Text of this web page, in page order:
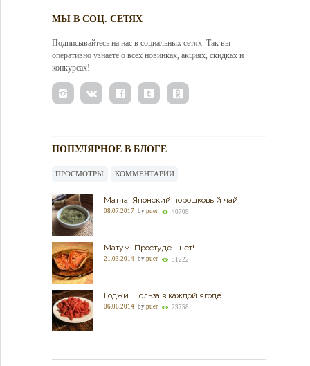
МЫ В СОЦ. СЕТЯХ
Подписывайтесь на нас в социальных сетях. Так вы
оперативно узнаете о всех новинках, акциях, скидках и
конкурсах!
ПОПУЛЯРНОЕ В БЛОГЕ
ПРОСМОТРЫ КОММЕНТАРИИ
Матча. Японский порошковый чай
08.07.2017 by puer 40709
Матум. Простуде - нет!
21.03.2014 by puer 31222
Годжи. Польза в каждой ягоде
06.06.2014 by puer 23758